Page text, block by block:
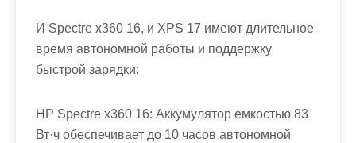
И Spectre x360 16, и XPS 17 имеют длительное
время автономной работы и поддержку
быстрой зарядки:
HP Spectre x360 16: Аккумулятор емкостью 83
Вт·ч обеспечивает до 10 часов автономной